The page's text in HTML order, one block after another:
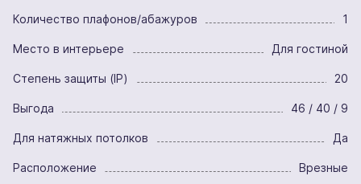
Количество плафонов/абажуров 1
Место в интерьере Для гостиной
Степень защиты (IP) 20
Выгода 46 / 40 / 9
Для натяжных потолков Да
Расположение Врезные